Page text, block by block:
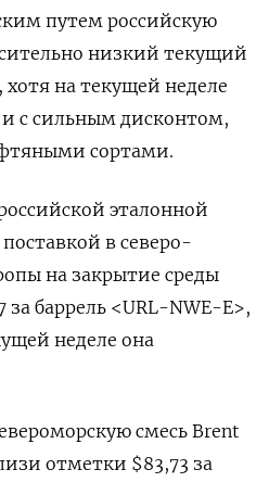
путем российскую
низкий текущий
хотя на текущей неделе
и с сильным дисконтом,
сортами.
эталонной
в северо-
на закрытие среды
баррель <URL-NWE-E>,
неделе она
смесь Brent
отметки $83,73 за